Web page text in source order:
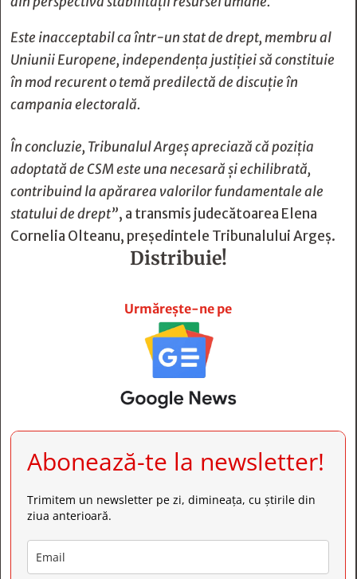
Este inacceptabil ca într-un stat de drept, membru al
Uniunii Europene, independența justiției să constituie
în mod recurent o temă predilectă de discuție în
campania electorală.
În concluzie, Tribunalul Argeș apreciază că poziția
adoptată de CSM este una necesară și echilibrată,
contribuind la apărarea valorilor fundamentale ale
statului de drept”, a transmis judecătoarea Elena
Cornelia Olteanu, președintele Tribunalului Argeș.
Distribuie!
Urmărește-ne pe
Abonează-te la newsletter!
Trimitem un newsletter pe zi, dimineața, cu știrile din
ziua anterioară.